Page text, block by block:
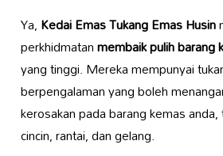
Ya,Kedai Emas Tukang Emas Husin
perkhidmatanmembaik pulih barang
yang tinggi. Mereka mempunyai
berpengalaman yang boleh
kerosakan pada barang kemas
cincin, rantai, dan gelang.